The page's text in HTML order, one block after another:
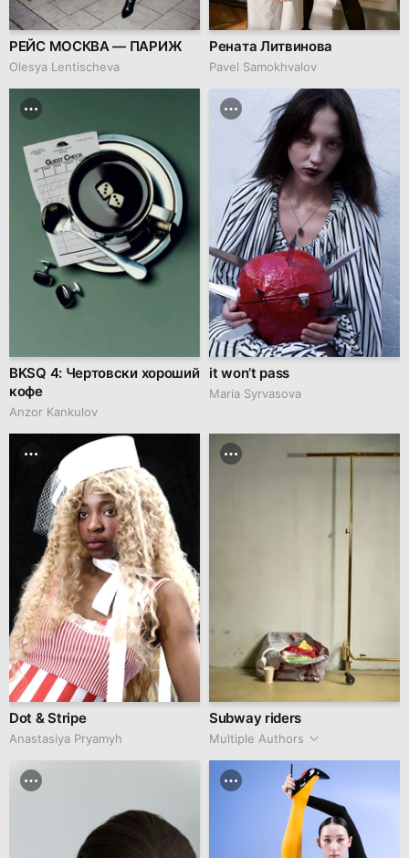
РЕЙС МОСКВА — ПАРИЖ
Olesya Lentischeva
Рената Литвинова
Pavel Samokhvalov
BKSQ 4: Чертовски хороший
кофе
Anzor Kankulov
it won’t pass
Maria Syrvasova
Dot & Stripe
Anastasiya Pryamyh
Subway riders
Multiple Authors